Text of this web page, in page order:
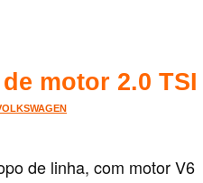
motor 2.0 TSI
de linha, com motor V6